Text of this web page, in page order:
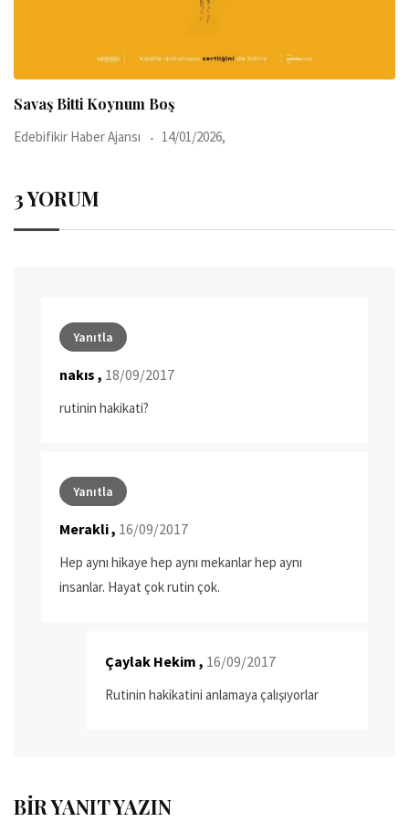
Savaş Bitti Koynum Boş
Edebifikir Haber Ajansı 14/01/2026,
3 YORUM
Yanıtla
nakıs , 18/09/2017
rutinin hakikati?
Yanıtla
Merakli , 16/09/2017
Hep aynı hikaye hep aynı mekanlar hep aynı
insanlar. Hayat çok rutin çok.
Çaylak Hekim , 16/09/2017
Rutinin hakikatini anlamaya çalışıyorlar
BIR YANIT YAZIN